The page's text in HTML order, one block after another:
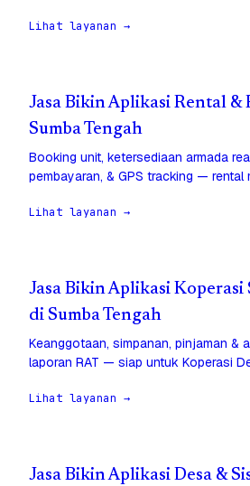
Lihat layanan →
Jasa Bikin Aplikasi Rental &
Sumba Tengah
Booking unit, ketersediaan armada
pembayaran, & GPS tracking — rental
Lihat layanan →
Jasa Bikin Aplikasi Koperasi
di Sumba Tengah
Keanggotaan, simpanan, pinjaman &
laporan RAT — siap untuk Koperasi
Lihat layanan →
Jasa Bikin Aplikasi Desa &